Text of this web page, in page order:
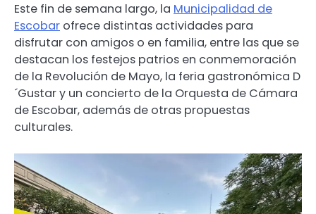
Este fin de semana largo, la Municipalidad de
Escobar ofrece distintas actividades para
disfrutar con amigos o en familia, entre las que se
destacan los festejos patrios en conmemoración
de la Revolución de Mayo, la feria gastronómica D
´Gustar y un concierto de la Orquesta de Cámara
de Escobar, además de otras propuestas
culturales.